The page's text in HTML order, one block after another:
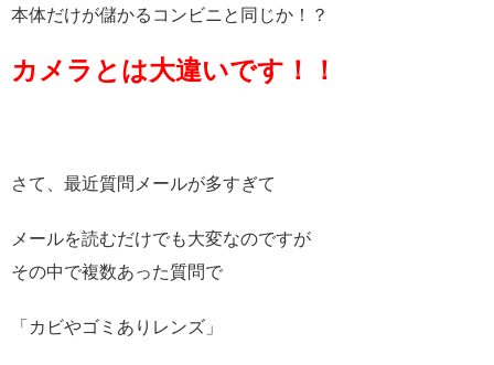
本体だけが儲かるコンビニと同じか！？
カメラとは大違いです！！
さて、最近質問メールが多すぎて
メールを読むだけでも大変なのですが
その中で複数あった質問で
「カビやゴミありレンズ」